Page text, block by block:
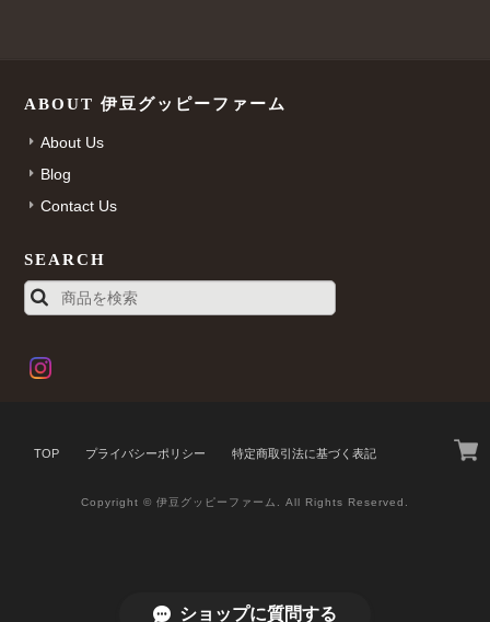
ABOUT 伊豆グッピーファーム
About Us
Blog
Contact Us
SEARCH
TOP プライバシーポリシー 特定商取引法に基づく表記
Copyright © 伊豆グッピーファーム. All Rights Reserved.
ショップに質問する